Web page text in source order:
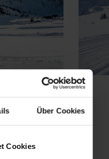
Über Cookies
Cookies